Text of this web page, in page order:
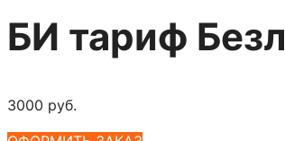
БИ тариф
3000 руб.